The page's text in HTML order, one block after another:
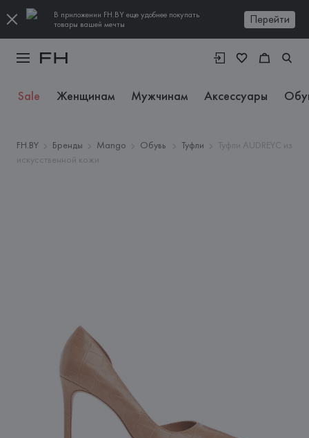
В приложении FH.BY еще удобнее покупать
товары вашей мечты
Перейти
Sale Женщинам Мужчинам Аксессуары
FH.BY Бренды Mango Обувь Туфли
Туфли AUDREYC из
искусственной кожи